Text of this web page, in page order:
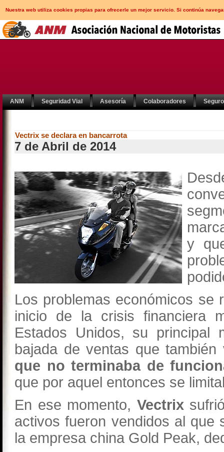
Nuestra web utiliza cookies propias para ofrecerle un mejor servicio. Si continúa
ANM Seguridad Vial Asesoría Colaboradores
Vectrix se declara en bancarrota
7 de Abril de 2014
y
Los problemas económicos se
inicio de la crisis financiera
Estados Unidos, su principal
bajada de ventas que
que no terminaba de
que por aquel entonces se
En ese momento, Vectrix
activos fueron vendidos al que
la empresa china Gold Peak,